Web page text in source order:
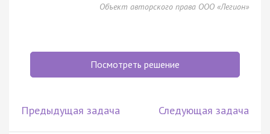
Объект авторского права ООО «Легион»
Посмотреть решение
Предыдущая задача Следующая задача